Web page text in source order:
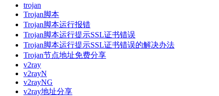
trojan
Trojan脚本
Trojan脚本运行报错
Trojan脚本运行提示SSL证书错误
Trojan脚本运行提示SSL证书错误的解决办法
Trojan节点地址免费分享
v2ray
v2rayN
v2rayNG
v2ray地址分享